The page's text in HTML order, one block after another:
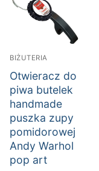
BIŻUTERIA
Otwieracz do
piwa butelek
handmade
puszka zupy
pomidorowej
Andy Warhol
pop art